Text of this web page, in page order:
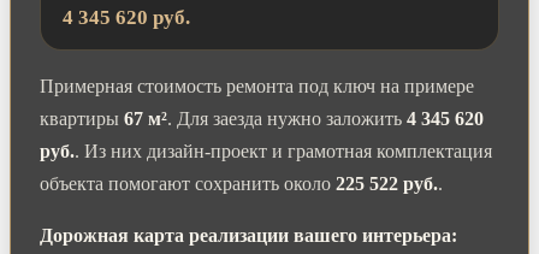
4 345 620 руб.
Примерная стоимость ремонта под ключ на примере
квартиры 67 м². Для заезда нужно заложить 4 345 620
руб.. Из них дизайн-проект и грамотная комплектация
объекта помогают сохранить около 225 522 руб..
Дорожная карта реализации вашего интерьера: